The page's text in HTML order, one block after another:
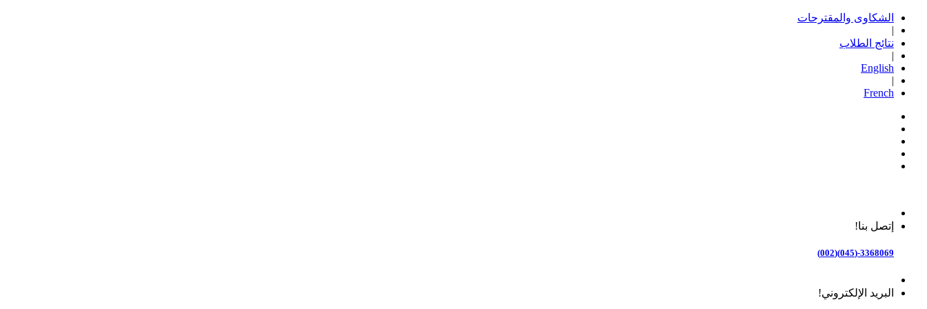
الشكاوى والمقترحات
|
نتائج الطلاب
|
English
|
French
إتصل بنا!
3368069-(045)(002)
البريد الإلكتروني!